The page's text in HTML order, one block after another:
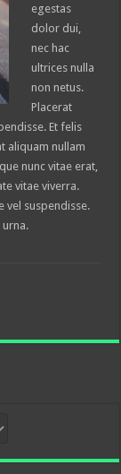
egestas
dolor dui,
nec hac
ultrices nulla
non netus.
Placerat
Et felis
aliquam nullam
nunc vitae erat,
vitae viverra.
vel suspendisse.
urna.